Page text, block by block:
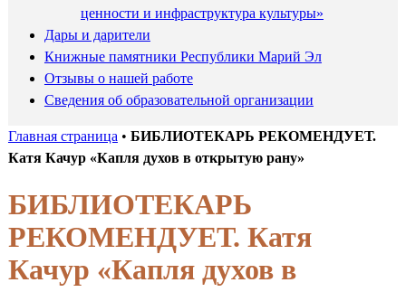
ценности и инфраструктура культуры»
Дары и дарители
Книжные памятники Республики Марий Эл
Отзывы о нашей работе
Сведения об образовательной организации
Главная страница • БИБЛИОТЕКАРЬ РЕКОМЕНДУЕТ.
Катя Качур «Капля духов в открытую рану»
БИБЛИОТЕКАРЬ
РЕКОМЕНДУЕТ. Катя
Качур «Капля духов в